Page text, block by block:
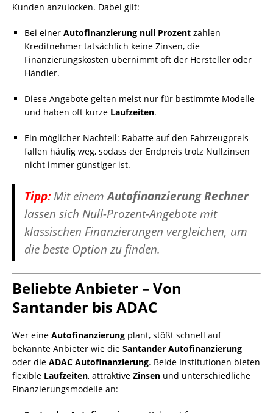
Kunden anzulocken. Dabei gilt:
Bei einer Autofinanzierung null Prozent zahlen
Kreditnehmer tatsächlich keine Zinsen, die
Finanzierungskosten übernimmt oft der Hersteller oder
Händler.
Diese Angebote gelten meist nur für bestimmte Modelle
und haben oft kurze Laufzeiten.
Ein möglicher Nachteil: Rabatte auf den Fahrzeugpreis
fallen häufig weg, sodass der Endpreis trotz Nullzinsen
nicht immer günstiger ist.
Tipp:Mit einemAutofinanzierung Rechner
lassen sich Null-Prozent-Angebote mit
klassischen Finanzierungen vergleichen, um
die beste Option zu finden.
Beliebte Anbieter – Von
Santander bis ADAC
Wer eine Autofinanzierung plant, stößt schnell auf
bekannte Anbieter wie die Santander Autofinanzierung
oder die ADAC Autofinanzierung. Beide Institutionen bieten
flexible Laufzeiten, attraktive Zinsen und unterschiedliche
Finanzierungsmodelle an: